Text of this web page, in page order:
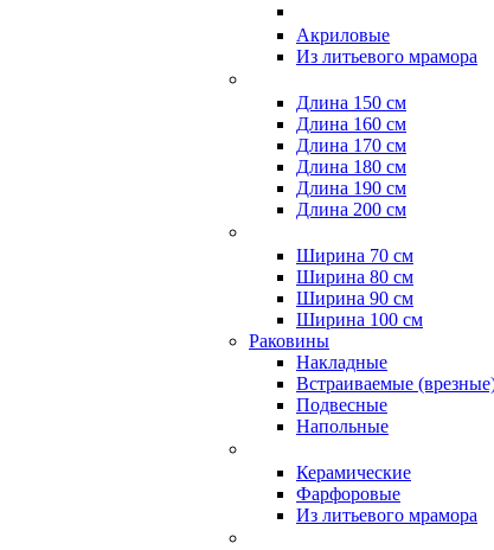
Акриловые
Из литьевого мрамора
Длина 150 см
Длина 160 см
Длина 170 см
Длина 180 см
Длина 190 см
Длина 200 см
Ширина 70 см
Ширина 80 см
Ширина 90 см
Ширина 100 см
Раковины
Накладные
Встраиваемые
Подвесные
Напольные
Керамические
Фарфоровые
Из литьевого мрамора